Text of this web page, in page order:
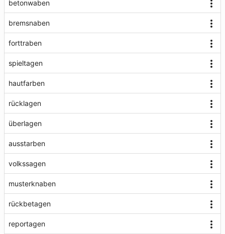
betonwaben
bremsnaben
forttraben
spieltagen
hautfarben
rücklagen
überlagen
ausstarben
volkssagen
musterknaben
rückbetagen
reportagen